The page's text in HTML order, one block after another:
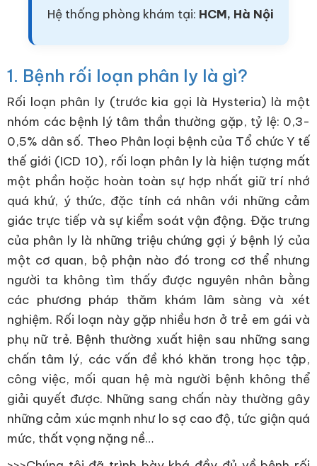
Hệ thống phòng khám tại: HCM, Hà Nội
1. Bệnh rối loạn phân ly là gì?
Rối loạn phân ly (trước kia gọi là Hysteria) là một
nhóm các bệnh lý tâm thần thường gặp, tỷ lệ: 0,3-
0,5% dân số. Theo Phân loại bệnh của Tổ chức Y tế
thế giới (ICD 10), rối loạn phân ly là hiện tượng mất
một phần hoặc hoàn toàn sự hợp nhất giữ trí nhớ
quá khứ, ý thức, đặc tính cá nhân với những cảm
giác trực tiếp và sự kiểm soát vận động. Đặc trưng
của phân ly là những triệu chứng gợi ý bệnh lý của
một cơ quan, bộ phận nào đó trong cơ thể nhưng
người ta không tìm thấy được nguyên nhân bằng
các phương pháp thăm khám lâm sàng và xét
nghiệm. Rối loạn này gặp nhiều hơn ở trẻ em gái và
phụ nữ trẻ. Bệnh thường xuất hiện sau những sang
chấn tâm lý, các vấn đề khó khăn trong học tập,
công việc, mối quan hệ mà người bệnh không thể
giải quyết được. Những sang chấn này thường gây
những cảm xúc mạnh như lo sợ cao độ, tức giận quá
mức, thất vọng nặng nề…